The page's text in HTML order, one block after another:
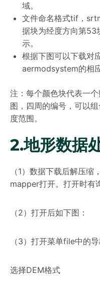
域。
文件命名格式tif，
据块为经度方向第53
示。
根据下图可以下载对
aermodsystem的相
注：每个颜色块代表一
图，四周的编号，可以
度范围。
2.地形数据
（1）数据下载后解压
mapper打开。打开时有
（2）打开后如下图：
（3）打开菜单file中的
选择DEM格式